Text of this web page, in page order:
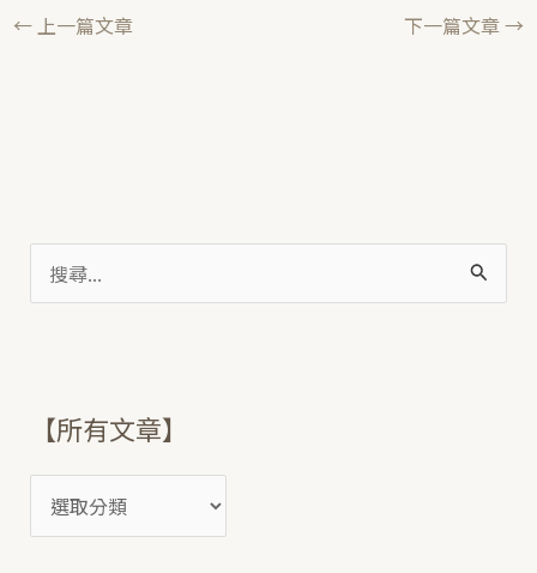
:
【所有文章】
←上一篇文章 下一篇文章→